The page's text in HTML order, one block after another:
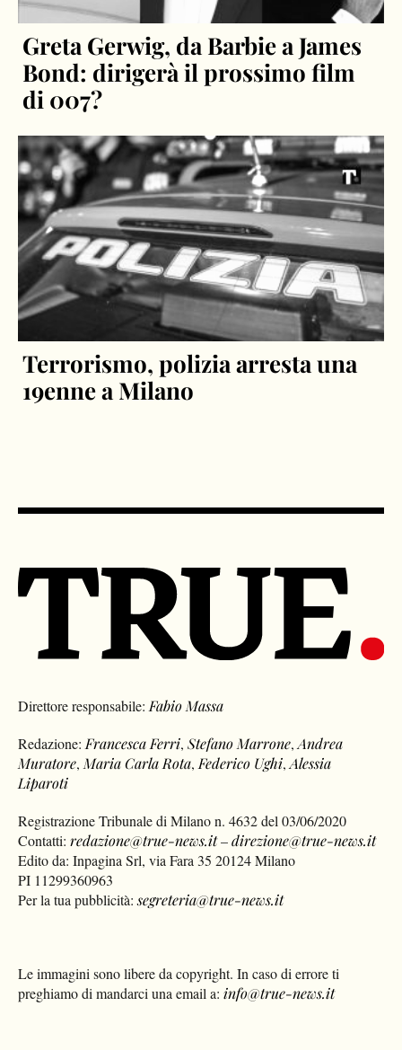
Greta Gerwig, da Barbie a James
Bond: dirigerà il prossimo film
di 007?
Terrorismo, polizia arresta una
19enne a Milano
Direttore responsabile: Fabio Massa
Redazione: Francesca Ferri,Stefano Marrone,Andrea
Muratore, Maria Carla Rota, Federico Ughi,Alessia
Liparoti
Registrazione Tribunale di Milano n. 4632 del 03/06/2020
Contatti:redazione@true-news.it–direzione@true-news.it
Edito da: Inpagina Srl, via Fara 35 20124 Milano
PI 11299360963
Per la tua pubblicità:segreteria@true-news.it
Le immagini sono libere da copyright. In caso di errore ti
preghiamo di mandarci una email a: info@true-news.it